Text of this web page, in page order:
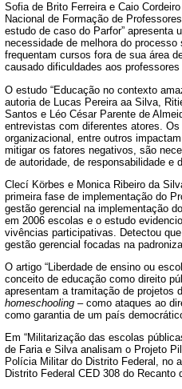
Sofia de Brito Ferreira e Caio
Nacional de Formação de
estudo de caso do Parfor” apresenta
necessidade de melhora do
frequentam cursos fora de sua área
causado dificuldades aos
O estudo “Educação no contexto
autoria de Lucas Pereira aa Silva,
Santos e Léo César Parente de
entrevistas com diferentes atores.
organizacional, entre outros
mitigar os fatores negativos, são
de autoridade, de responsabilidade e
Clecí Körbes e Monica Ribeiro da
primeira fase de implementação do
gestão gerencial na implementação
em 2006 escolas e o estudo
vivências participativas. Detectou
gestão gerencial focadas na
O artigo “Liberdade de ensino ou
conceito de educação como direito
apresentam a tramitação de projetos
homeschooling – como ataques ao
como garantia de um país
Em “Militarização das escolas
de Faria e Silva analisam o Projeto
Polícia Militar do Distrito Federal, no
Distrito Federal CED 308 do